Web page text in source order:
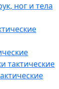
ног и тела
тактические